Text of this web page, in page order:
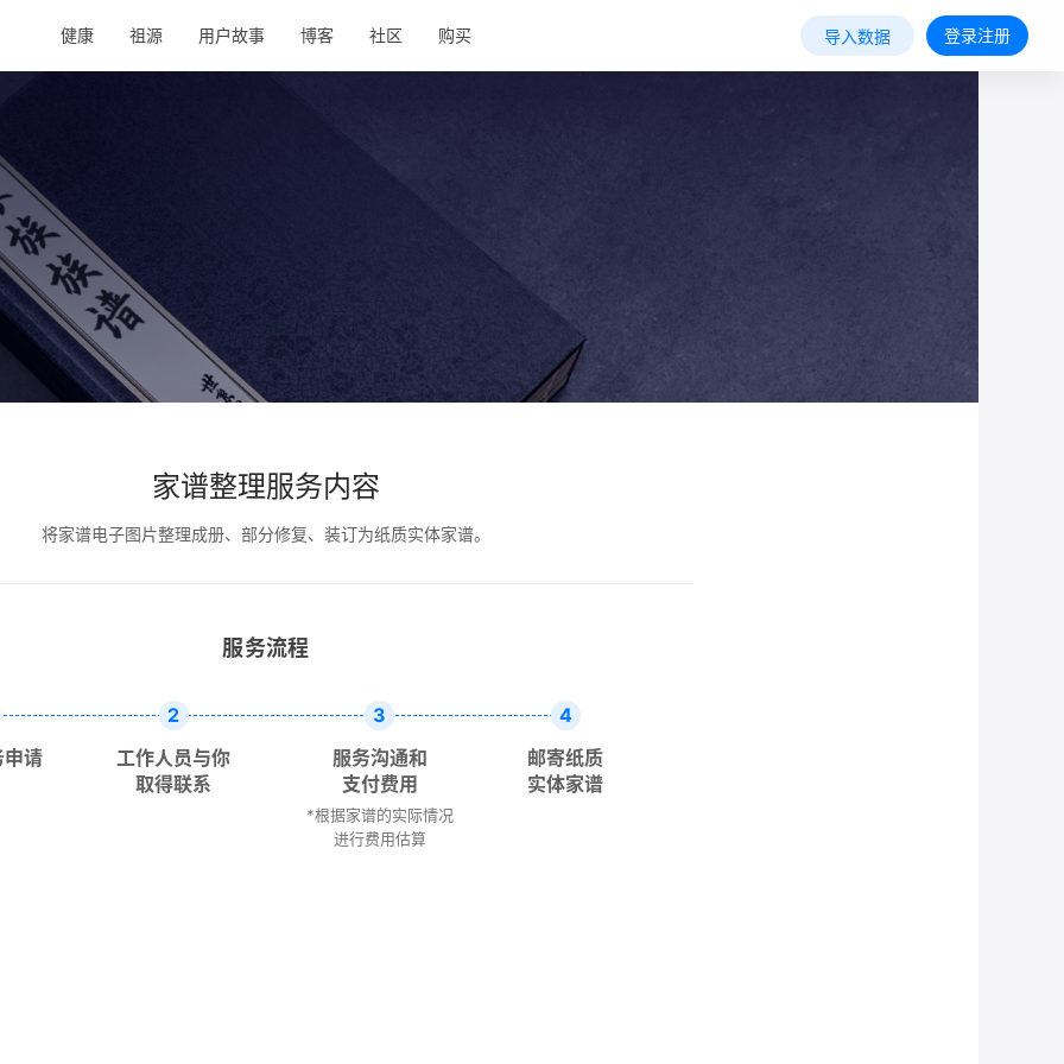
健康 祖源 用户故事 博客 社区 购买 导入数据 登录注册
家谱整理服务内容
将家谱电子图片整理成册、部分修复、装订为纸质实体家谱。
服务流程
申请
2
工作人员与你
取得联系
3
服务沟通和
支付费用
*根据家谱的实际情况
进行费用估算
4
邮寄纸质
实体家谱